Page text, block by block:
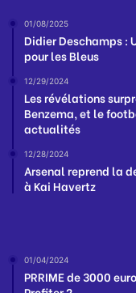
01/08/2025
Didier Deschamps :
pour les Bleus
12/29/2024
Les révélations
Benzema, et le
actualités
12/28/2024
Arsenal reprend la
à Kai Havertz
01/04/2024
PRRIME de 3000